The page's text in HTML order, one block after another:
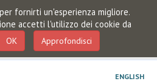
fornirti un'esperienza migliore.
accetti l'utilizzo dei cookie da
OK Approfondisci
ENGLISH